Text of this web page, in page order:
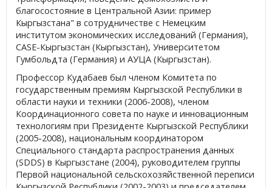
благосостояние в Центральной Азии: пример
Кыргызстана" в сотрудничестве с Немецким
институтом экономических исследований (Германия),
CASE-Кыргызстан (Кыргызстан), Университетом
Гумбольдта (Германия) и АУЦА (Кыргызстан).
Профессор Кудабаев был членом Комитета по
государственным премиям Кыргызской Республики в
области науки и техники (2006-2008), членом
Координационного совета по науке и инновационным
технологиям при Президенте Кыргызской Республики
(2005-2008), национальным координатором
Специального стандарта распространения данных
(SDDS) в Кыргызстане (2004), руководителем группы
Первой национальной сельскохозяйственной переписи